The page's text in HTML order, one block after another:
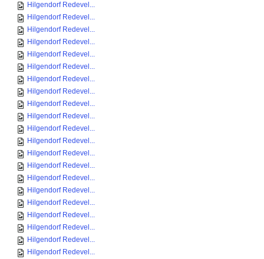
Hilgendorf Redevel...
Hilgendorf Redevel...
Hilgendorf Redevel...
Hilgendorf Redevel...
Hilgendorf Redevel...
Hilgendorf Redevel...
Hilgendorf Redevel...
Hilgendorf Redevel...
Hilgendorf Redevel...
Hilgendorf Redevel...
Hilgendorf Redevel...
Hilgendorf Redevel...
Hilgendorf Redevel...
Hilgendorf Redevel...
Hilgendorf Redevel...
Hilgendorf Redevel...
Hilgendorf Redevel...
Hilgendorf Redevel...
Hilgendorf Redevel...
Hilgendorf Redevel...
Hilgendorf Redevel...